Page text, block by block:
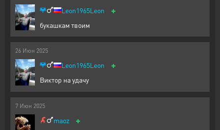
Leon1965Leon +
букашкам твоим
26 Июн 2025
Leon1965Leon +
Виктор на удачу
7 Июн 2025
maoz +